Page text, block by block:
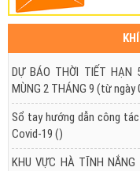
DỰ BÁO THỜI TIẾT HẠN
MÙNG 2 THÁNG 9 (từ
Sổ tay hướng dẫn công
Covid-19 ()
KHU VỰC HÀ TĨNH NẮNG